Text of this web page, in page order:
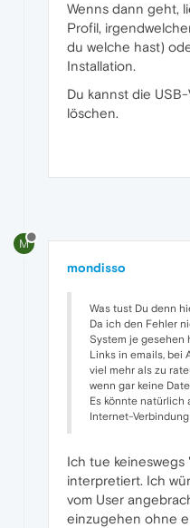
Wenns dann geht,
Profil,
du welche hast)
Installation.
Du kannst die
löschen.
M
mondisso
Was tust Du denn
Da ich den Fehler
System je gesehen
Links in emails, bei
viel mehr als zu
wenn gar keine
Es könnte natürlich
Internet-
Ich tue keineswegs
interpretiert. Ich
vom User
einzugehen ohne